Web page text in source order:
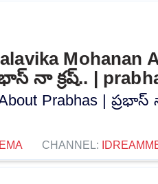
Mohanan
నా క్రష్.. |
Prabhas | ప్రభాస్
CHANNEL: